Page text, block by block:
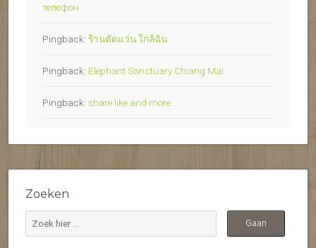
телефон
Pingback: ร้านตัดแว่น ใกล้ฉัน
Pingback: Elephant Sanctuary Chiang Mai
Pingback: share like and more
Zoeken